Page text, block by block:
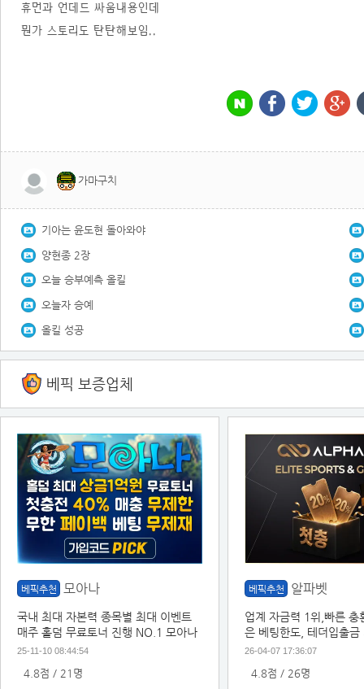
휴먼과 언데드 싸움내용인데
뭔가 스토리도 탄탄해보임..
가마구치
기아는 윤도현 돌아와야
양현종 2장
오늘 승부예측 올킬
오늘자 승예
올킬 성공
베픽 보증업체
베픽추천 모아나
국내 최대 자본력 종목별 최대 이벤트
매주 홀덤 무료토너 진행 NO.1 모아나
25-11-10 08:44:54
4.8점 / 21명
베픽추천 알파벳
업계 자금력 1위,빠른 충
은 베팅한도, 테더입출금
실시간 베팅 캐시아웃가
26-04-07 17:36:07
4.8점 / 26명